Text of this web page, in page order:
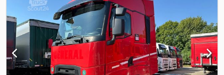
Felszereltség:
ABS, elektronikus stabilitásprogram (ESP),
központi zár, légkondicionálás , Kérjük, hívjon minket a
WhatsUp/Viber alkalmazáson keresztül is! E-mail: Chodpfx
Ajzqxfqsfvja A főbb felszerelések közé tartozik: Bluetooth,
multimédiás rendszer, multifunkciós kormánykerék, elektromos
tükrök és ablakok stb.